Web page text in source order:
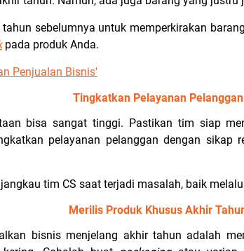
sebelumnya untuk memperkirakan
pada produk Anda.
Penjualan Bisnis'
Tingkatkan Pelayanan Pelanggan
bisa sangat tinggi. Pastikan tim siap
pelayanan pelanggan dengan
tim CS saat terjadi masalah, baik
Merilis Produk Khusus Akhir
bisnis menjelang akhir tahun adalah